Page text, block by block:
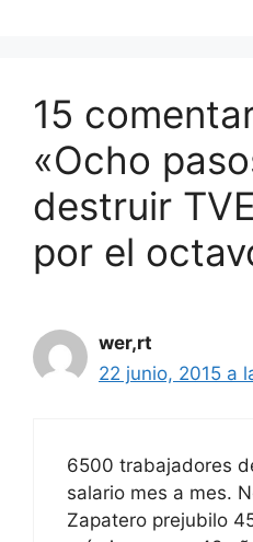
15
«Ocho
destruir
por el
wer,rt
22 junio, 2015 a
6500 trabajadores
salario mes a mes.
Zapatero prejubilo